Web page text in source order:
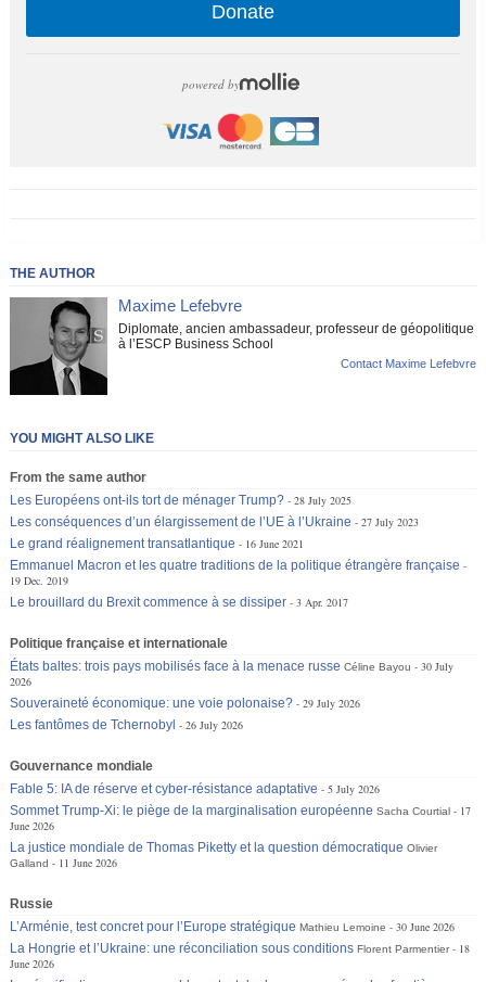
Donate
powered by
THE AUTHOR
Maxime Lefebvre
Diplomate, ancien ambassadeur, professeur de géopolitique
à l’ESCP Business School
Contact Maxime Lefebvre
YOU MIGHT ALSO LIKE
From the same author
Les Européens ont-ils tort de ménager Trump?
28 July 2025
Les conséquences d’un élargissement de l’UE à l’Ukraine
27 July 2023
Le grand réalignement transatlantique
16 June 2021
Emmanuel Macron et les quatre traditions de la politique étrangère française
19 Dec. 2019
Le brouillard du Brexit commence à se dissiper
3 Apr. 2017
Politique française et internationale
États baltes: trois pays mobilisés face à la menace russe Céline Bayou
30 July
2026
Souveraineté économique: une voie polonaise?
29 July 2026
Les fantômes de Tchernobyl
26 July 2026
Gouvernance mondiale
Fable 5: IA de réserve et cyber-résistance adaptative
5 July 2026
Sommet Trump-Xi: le piège de la marginalisation européenne Sacha Courtial
17
June 2026
La justice mondiale de Thomas Piketty et la question démocratique Olivier
Galland
11 June 2026
Russie
L’Arménie, test concret pour l’Europe stratégique Mathieu Lemoine
30 June 2026
La Hongrie et l’Ukraine: une réconciliation sous conditions Florent Parmentier
18
June 2026